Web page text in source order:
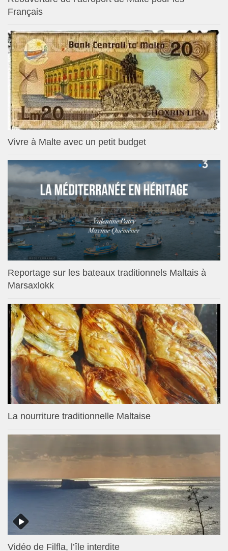
Français
Vivre à Malte avec un petit budget
Reportage sur les bateaux traditionnels Maltais à
Marsaxlokk
La nourriture traditionnelle Maltaise
Vidéo de Filfla, l’île interdite